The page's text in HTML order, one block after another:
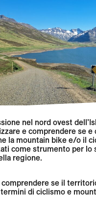
nel nord ovest
e comprendere se e
la mountain bike e/o il
come strumento per lo
regione.
se il
di ciclismo e